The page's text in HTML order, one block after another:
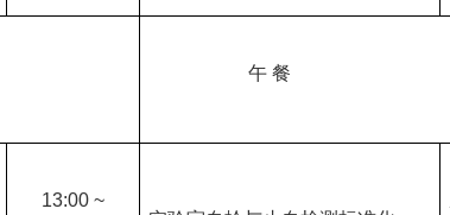
午 餐
13:00 ~